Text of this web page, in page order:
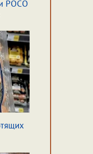
POCO